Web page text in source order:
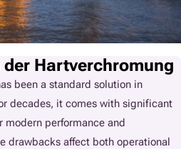
Hartverchromung
been a standard solution in
decades, it comes with significant
performance and
drawbacks affect both operational